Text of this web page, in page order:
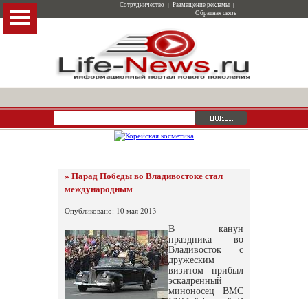
Сотрудничество | Размещение рекламы |
Обратная связь
» Парад Победы во Владивостоке стал
международным
Опубликовано: 10 мая 2013
В канун
праздника во
Владивосток с
дружеским
визитом прибыл
эскадренный
миноносец ВМС